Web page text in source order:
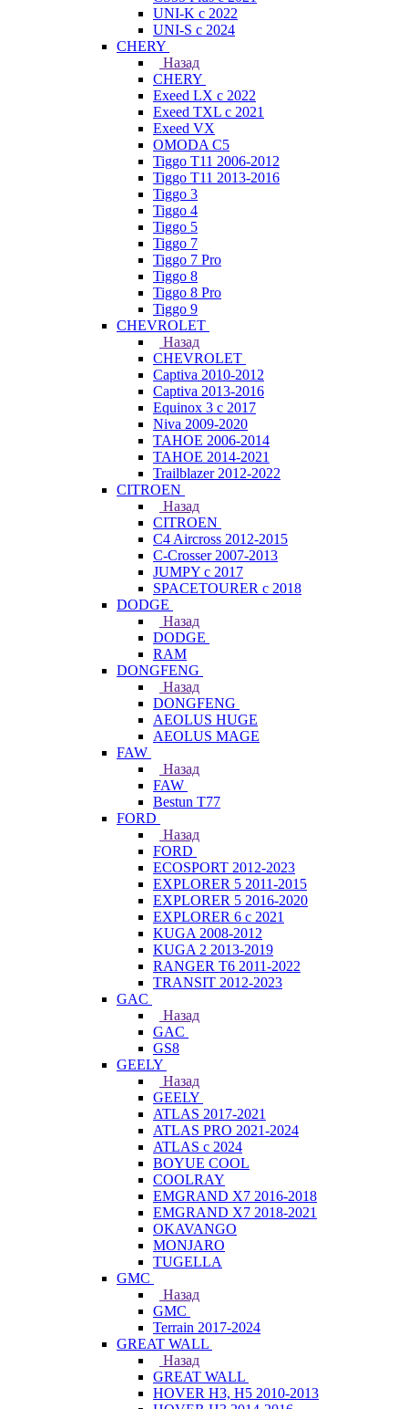
UNI-K с 2022
UNI-S с 2024
CHERY
Назад
CHERY
Exeed LX с 2022
Exeed TXL с 2021
Exeed VX
OMODA C5
Tiggo T11 2006-2012
Tiggo T11 2013-2016
Tiggo 3
Tiggo 4
Tiggo 5
Tiggo 7
Tiggo 7 Pro
Tiggo 8
Tiggo 8 Pro
Tiggo 9
CHEVROLET
Назад
CHEVROLET
Captiva 2010-2012
Captiva 2013-2016
Equinox 3 с 2017
Niva 2009-2020
TAHOE 2006-2014
TAHOE 2014-2021
Trailblazer 2012-2022
CITROEN
Назад
CITROEN
C4 Aircross 2012-2015
C-Crosser 2007-2013
JUMPY с 2017
SPACETOURER с 2018
DODGE
Назад
DODGE
RAM
DONGFENG
Назад
DONGFENG
AEOLUS HUGE
AEOLUS MAGE
FAW
Назад
FAW
Bestun T77
FORD
Назад
FORD
ECOSPORT 2012-2023
EXPLORER 5 2011-2015
EXPLORER 5 2016-2020
EXPLORER 6 с 2021
KUGA 2008-2012
KUGA 2 2013-2019
RANGER T6 2011-2022
TRANSIT 2012-2023
GAC
Назад
GAC
GS8
GEELY
Назад
GEELY
ATLAS 2017-2021
ATLAS PRO 2021-2024
ATLAS с 2024
BOYUE COOL
COOLRAY
EMGRAND X7 2016-2018
EMGRAND X7 2018-2021
OKAVANGO
MONJARO
TUGELLA
GMC
Назад
GMC
Terrain 2017-2024
GREAT WALL
Назад
GREAT WALL
HOVER H3, H5 2010-2013